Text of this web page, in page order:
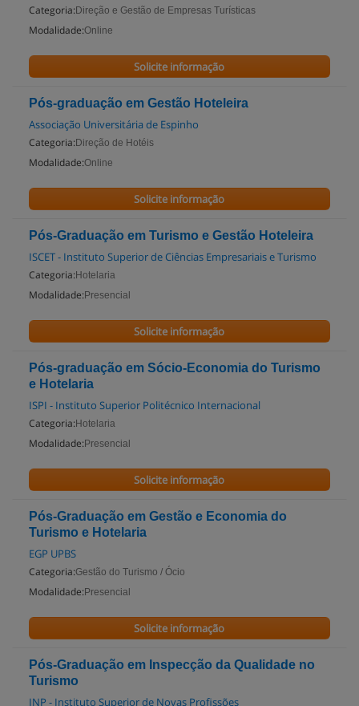
Categoria: Direção e Gestão de Empresas Turísticas
Modalidade:Online
Solicite informação
Pós-graduação em Gestão Hoteleira
Associação Universitária de Espinho
Categoria: Direção de Hotéis
Modalidade:Online
Solicite informação
Pós-Graduação em Turismo e Gestão Hoteleira
ISCET - Instituto Superior de Ciências Empresariais e Turismo
Categoria: Hotelaria
Modalidade: Presencial
Solicite informação
Pós-graduação em Sócio-Economia do Turismo
e Hotelaria
ISPI - Instituto Superior Politécnico Internacional
Categoria: Hotelaria
Modalidade: Presencial
Solicite informação
Pós-Graduação em Gestão e Economia do
Turismo e Hotelaria
EGP UPBS
Categoria:Gestão do Turismo / Ócio
Modalidade: Presencial
Solicite informação
Pós-Graduação em Inspecção da Qualidade no
Turismo
INP - Instituto Superior de Novas Profissões